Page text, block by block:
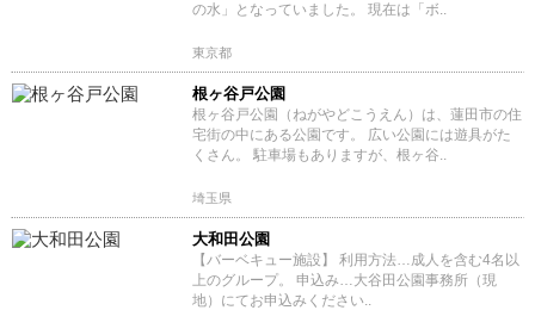
の水」となっていました。 現在は「ボ..
東京都
根ヶ谷戸公園
根ヶ谷戸公園（ねがやどこうえん）は、蓮田市の住
宅街の中にある公園です。 広い公園には遊具がた
くさん。 駐車場もありますが、根ヶ谷..
埼玉県
大和田公園
【バーベキュー施設】 利用方法…成人を含む4名以
上のグループ。 申込み…大谷田公園事務所（現
地）にてお申込みください..